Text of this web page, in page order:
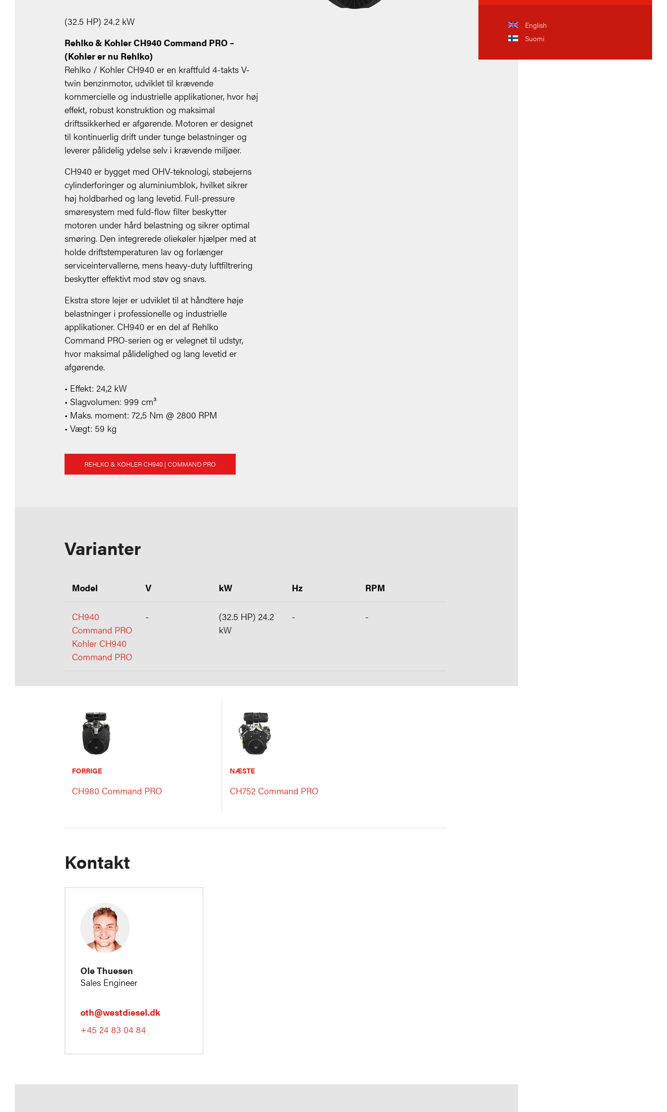
English
Suomi
(32.5 HP) 24.2 kW
Rehlko & Kohler CH940 Command PRO –
(Kohler er nu Rehlko)
Rehlko / Kohler CH940 er en kraftfuld 4-takts V-
twin benzinmotor, udviklet til krævende
kommercielle og industrielle applikationer, hvor høj
effekt, robust konstruktion og maksimal
driftssikkerhed er afgørende. Motoren er designet
til kontinuerlig drift under tunge belastninger og
leverer pålidelig ydelse selv i krævende miljøer.
CH940 er bygget med OHV-teknologi, støbejerns
cylinderforinger og aluminiumblok, hvilket sikrer
høj holdbarhed og lang levetid. Full-pressure
smøresystem med fuld-flow filter beskytter
motoren under hård belastning og sikrer optimal
smøring. Den integrerede oliekøler hjælper med at
holde driftstemperaturen lav og forlænger
serviceintervallerne, mens heavy-duty luftfiltrering
beskytter effektivt mod støv og snavs.
Ekstra store lejer er udviklet til at håndtere høje
belastninger i professionelle og industrielle
applikationer. CH940 er en del af Rehlko
Command PRO-serien og er velegnet til udstyr,
hvor maksimal pålidelighed og lang levetid er
afgørende.
• Effekt: 24,2 kW
• Slagvolumen: 999 cm³
• Maks. moment: 72,5 Nm @ 2800 RPM
• Vægt: 59 kg
REHLKO & KOHLER CH940 | COMMAND PRO
Varianter
Model V kW Hz RPM
CH940
Command PRO
Kohler CH940
Command PRO
-
(32.5 HP) 24.2
kW
- -
FORRIGE
CH980 Command PRO
NÆSTE
CH752 Command PRO
Kontakt
Ole Thuesen
Sales Engineer
oth@westdiesel.dk
+45 24 83 04 84